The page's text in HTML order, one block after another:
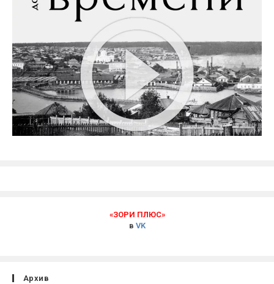
«ЗОРИ ПЛЮС»
в VK
Архив